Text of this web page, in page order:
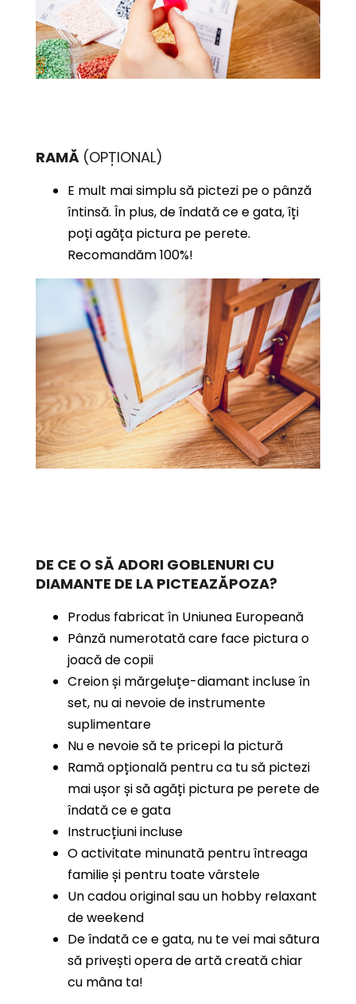
RAMĂ (OPȚIONAL)
E mult mai simplu să pictezi pe o pânză
întinsă. În plus, de îndată ce e gata, îți
poți agăța pictura pe perete.
Recomandăm 100%!
DE CE O SĂ ADORI GOBLENURI CU
DIAMANTE DE LA PICTEAZĂPOZA?
Produs fabricat în Uniunea Europeană
Pânză numerotată care face pictura o
joacă de copii
Creion și mărgeluțe-diamant incluse în
set, nu ai nevoie de instrumente
suplimentare
Nu e nevoie să te pricepi la pictură
Ramă opțională pentru ca tu să pictezi
mai ușor și să agăți pictura pe perete de
îndată ce e gata
Instrucțiuni incluse
O activitate minunată pentru întreaga
familie și pentru toate vârstele
Un cadou original sau un hobby relaxant
de weekend
De îndată ce e gata, nu te vei mai sătura
să privești opera de artă creată chiar
cu mâna ta!